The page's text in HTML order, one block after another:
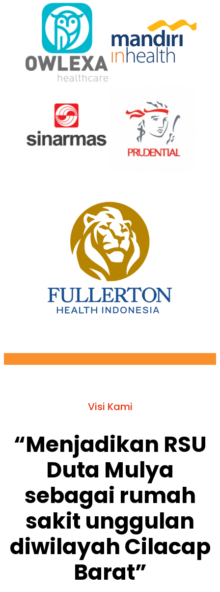
Visi Kami
“Menjadikan RSU
Duta Mulya
sebagai rumah
sakit unggulan
diwilayah Cilacap
Barat”